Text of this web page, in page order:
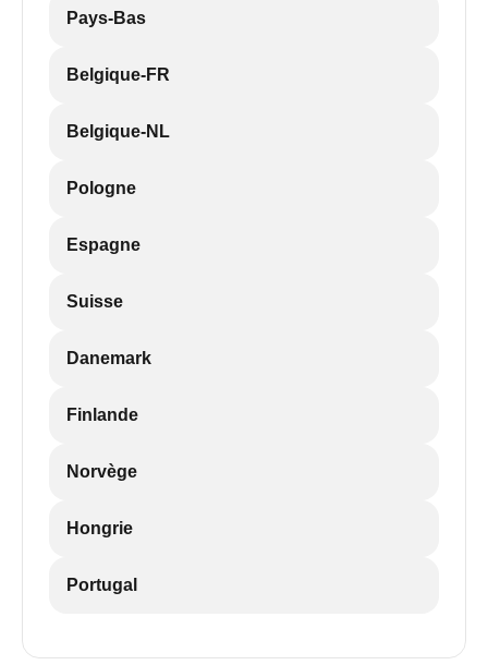
Pays-Bas
Belgique-FR
Belgique-NL
Pologne
Espagne
Suisse
Danemark
Finlande
Norvège
Hongrie
Portugal